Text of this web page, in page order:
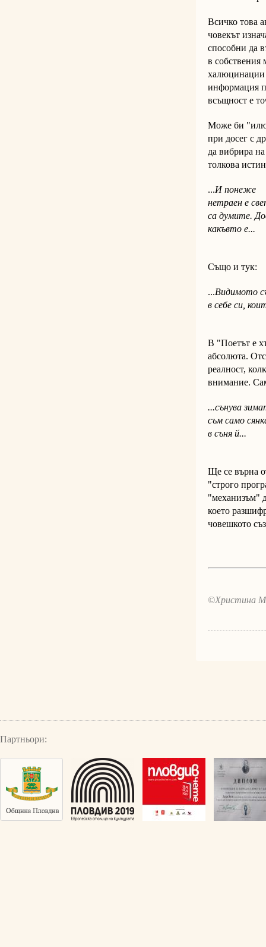
Всичко това
човекът
способни да
в собствения
халюцинации
информация
всъщност е
Може би
при досег с
да вибрира
толкова
...И понеже
нетраен е
са думите.
какъвто е...
Също и тук:
...Видимото
в себе си,
В "Поетът е
абсолюта.
реалност,
внимание.
...сънува
съм само
в съня й...
Ще се върна
"строго
"механизъм"
което
човешкото
©Христина
Партньори: